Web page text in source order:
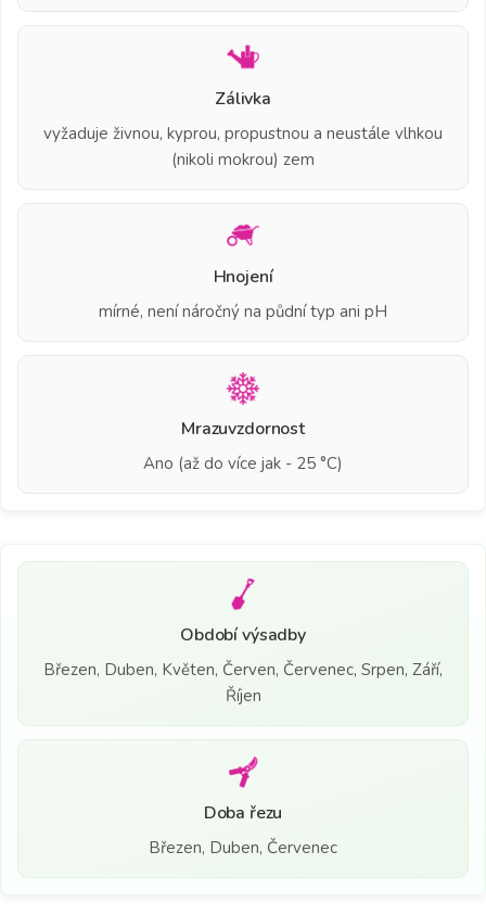
Zálivka
vyžaduje živnou, kyprou, propustnou a neustále vlhkou
(nikoli mokrou) zem
Hnojení
mírné, není náročný na půdní typ ani pH
Mrazuvzdornost
Ano (až do více jak - 25 °C)
Období výsadby
Březen, Duben, Květen, Červen, Červenec, Srpen, Září,
Říjen
Doba řezu
Březen, Duben, Červenec